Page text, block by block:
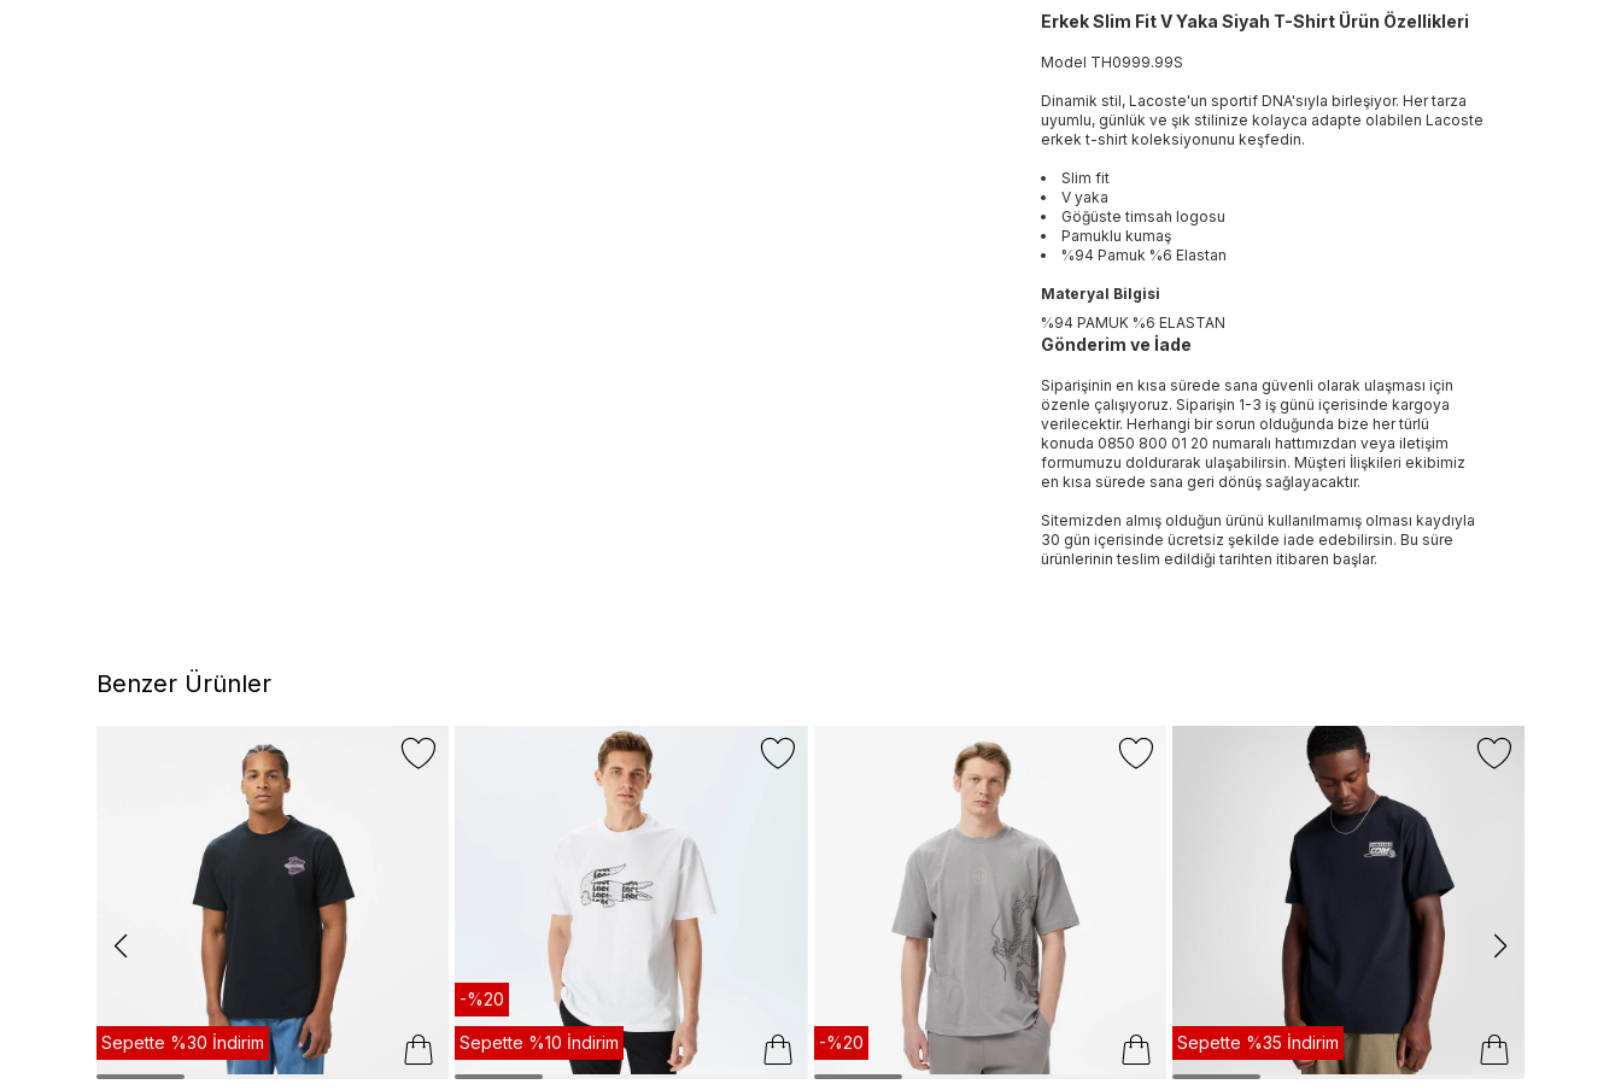
Erkek Slim Fit V Yaka Siyah T-Shirt Ürün Özellikleri
Model TH0999.99S
Dinamik stil, Lacoste'un sportif DNA'sıyla birleşiyor. Her tarza
uyumlu, günlük ve şık stilinize kolayca adapte olabilen Lacoste
erkek t-shirt koleksiyonunu keşfedin.
Slim fit
V yaka
Göğüste timsah logosu
Pamuklu kumaş
%94 Pamuk %6 Elastan
Materyal Bilgisi
%94 PAMUK %6 ELASTAN
Gönderim ve İade
Siparişinin en kısa sürede sana güvenli olarak ulaşması için
özenle çalışıyoruz. Siparişin 1-3 iş günü içerisinde kargoya
verilecektir. Herhangi bir sorun olduğunda bize her türlü
konuda 0850 800 01 20 numaralı hattımızdan veya iletişim
formumuzu doldurarak ulaşabilirsin. Müşteri İlişkileri ekibimiz
en kısa sürede sana geri dönüş sağlayacaktır.
Sitemizden almış olduğun ürünü kullanılmamış olması kaydıyla
30 gün içerisinde ücretsiz şekilde iade edebilirsin. Bu süre
ürünlerinin teslim edildiği tarihten itibaren başlar.
Benzer Ürünler
Sepette %30 İndirim
-%20
Sepette %10 İndirim -%20 Sepette %35 İndirim